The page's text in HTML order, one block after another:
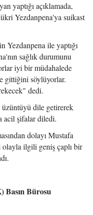
yaptığı açıklamada,
Yezdanpena'ya suikast
ile yaptığı
sağlık durumunu
iyi bir müdahalede
gittiğini söylüyorlar.
dedi.
üzüntüyü dile getirerek
acil şifalar diledi.
dolayı Mustafa
ilgili geniş çaplı bir
Basın Bürosu